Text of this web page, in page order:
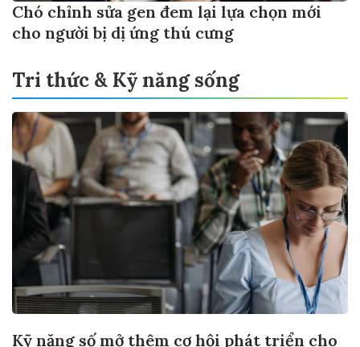
Chó chỉnh sửa gen đem lại lựa chọn mới
cho người bị dị ứng thú cưng
Tri thức & Kỹ năng sống
Kỹ năng số mở thêm cơ hội phát triển cho